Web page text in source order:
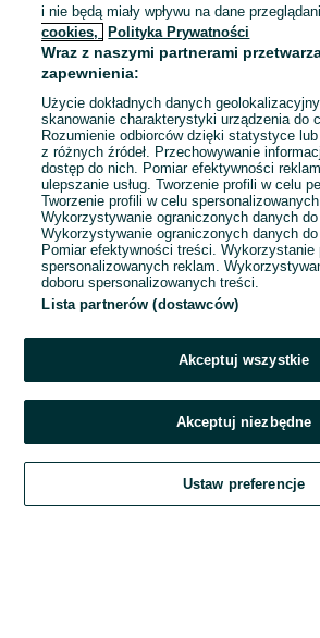
Blizne
21 lipca 2026
1 2
Zadzwoń / SMS
Szukaj Obserwujesz Dodaj
i nie będą miały wpływu na dane
cookies,
Polityka Prywatności
Wraz z naszymi partnerami
zapewnienia:
Użycie dokładnych danych
skanowanie charakterystyki urządzenia do
Rozumienie odbiorców dzięki statystyce
z różnych źródeł. Przechowywanie
dostęp do nich. Pomiar efektywności
ulepszanie usług. Tworzenie profili w celu
Tworzenie profili w celu
Wykorzystywanie ograniczonych danych
Wykorzystywanie ograniczonych danych
Pomiar efektywności treści. Wykorzystanie
spersonalizowanych reklam.
doboru spersonalizowanych treści.
Lista partnerów (dostawców)
Akceptuj wszystkie
Akceptuj niezbędne
Ustaw preferencje